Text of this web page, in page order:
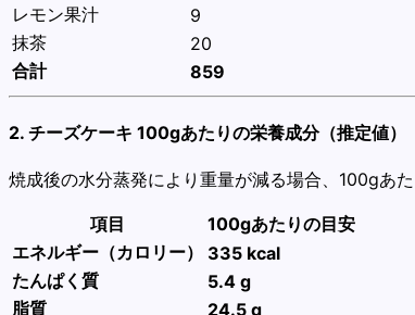
レモン果汁
9
抹茶
20
合計
859
2. チーズケーキ 100gあたりの栄養成分（推定値）
焼成後の水分蒸発により重量が減る場合、100gあ
項目
100gあたりの目安
エネルギー（カロリー）
335 kcal
たんぱく質
5.4 g
脂質
24.5 g